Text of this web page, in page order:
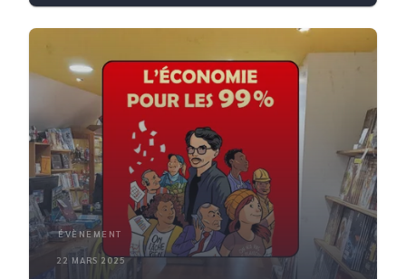
ÉVÈNEMENT
22 MARS 2025